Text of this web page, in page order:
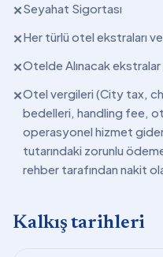
✕Seyahat Sigortası
✕Her türlü otel ekstraları
✕Otelde Alınacak ekstralar
✕Otel vergileri (City tax,
bedelleri, handling fee,
operasyonel hizmet
tutarındaki zorunlu
rehber tarafından nakit
Kalkış tarihleri